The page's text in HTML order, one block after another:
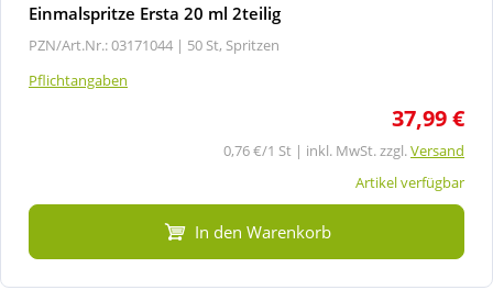
Einmalspritze Ersta 20 ml 2teilig
PZN/Art.Nr.: 03171044 | 50 St, Spritzen
Pflichtangaben
37,99 €
0,76 €/1 St | inkl. MwSt. zzgl.Versand
Artikel verfügbar
In den Warenkorb